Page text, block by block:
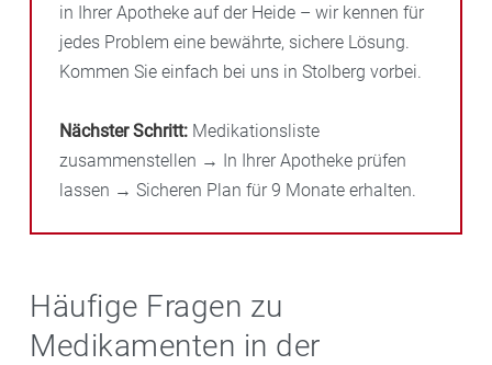
in Ihrer Apotheke auf der Heide – wir kennen für
jedes Problem eine bewährte, sichere Lösung.
Kommen Sie einfach bei uns in Stolberg vorbei.
Nächster Schritt: Medikationsliste
zusammenstellen → In Ihrer Apotheke prüfen
lassen → Sicheren Plan für 9 Monate erhalten.
Häufige Fragen zu
Medikamenten in der